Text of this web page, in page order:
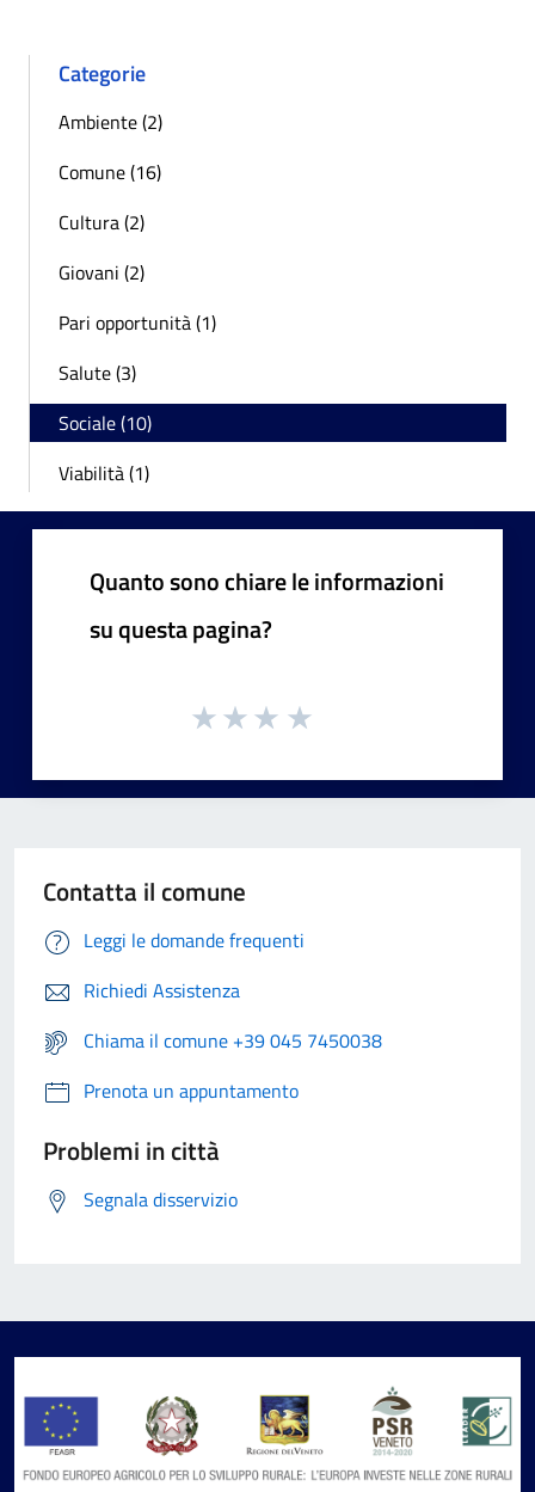
Categorie
Ambiente (2)
Comune (16)
Cultura (2)
Giovani (2)
Pari opportunità (1)
Salute (3)
Sociale (10)
Viabilità (1)
Quanto sono chiare le informazioni
su questa pagina?
Contatta il comune
Leggi le domande frequenti
Richiedi Assistenza
Chiama il comune +39 045 7450038
Prenota un appuntamento
Problemi in città
Segnala disservizio